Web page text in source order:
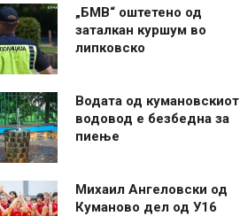
„БМВ“ оштетено од
заталкан куршум во
липковско
Водата од кумановскиот
водовод е безбедна за
пиење
Михаил Ангеловски од
Куманово дел од У16